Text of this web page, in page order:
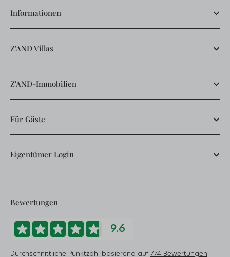
Informationen
Z'AND Villas
Z'AND-Immobilien
Für Gäste
Eigentümer Login
Bewertungen
9.6
Durchschnittliche Punktzahl basierend auf 774 Bewertungen